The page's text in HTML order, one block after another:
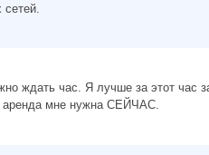
ждать час. Я лучше за этот час
аренда мне нужна СЕЙЧАС.